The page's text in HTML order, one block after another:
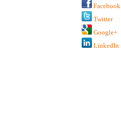
Facebook
Twitter
Google+
LinkedIn